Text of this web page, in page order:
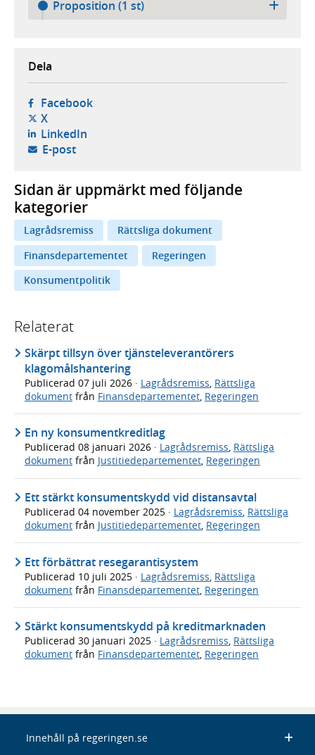
Proposition (1 st)
Dela
Facebook- öppnas i ny flik, extern webbplats,
X- öppnas i ny flik, extern webbplats,
LinkedIn- öppnas i ny flik, extern webbplats,
E-post- öppnar din e-postklient,
Sidan är uppmärkt med följande
kategorier
Lagrådsremiss
Rättsliga dokument
Finansdepartementet
Regeringen
Konsumentpolitik
Relaterat
Skärpt tillsyn över tjänsteleverantörers
klagomålshantering
Publicerad 07 juli 2026 · Lagrådsremiss Rättsliga
dokument från Finansdepartementet Regeringen
En ny konsumentkreditlag
Publicerad 08 januari 2026 · Lagrådsremiss, Rättsliga
dokument från Justitiedepartementet, Regeringen
Ett stärkt konsumentskydd vid distansavtal
Publicerad 04 november 2025 · Lagrådsremiss, Rättsliga
dokument från Justitiedepartementet, Regeringen
Ett förbättrat resegarantisystem
Publicerad 10 juli 2025 · Lagrådsremiss Rättsliga
dokument från Finansdepartementet Regeringen
Stärkt konsumentskydd på kreditmarknaden
Publicerad 30 januari 2025 · Lagrådsremiss, Rättsliga
dokument från Finansdepartementet, Regeringen
Innehåll på regeringen.se